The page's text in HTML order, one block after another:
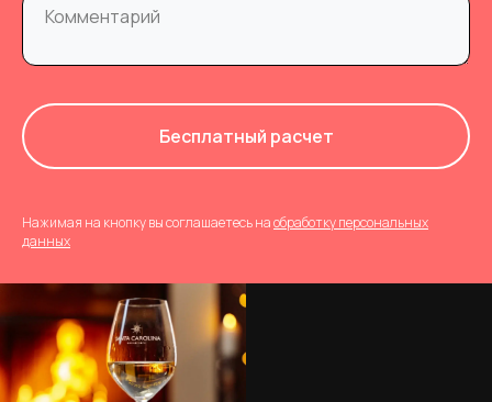
Бесплатный расчет
Нажимая на кнопку вы соглашаетесь наобработку персональных
данных
2025 © Все права защищены